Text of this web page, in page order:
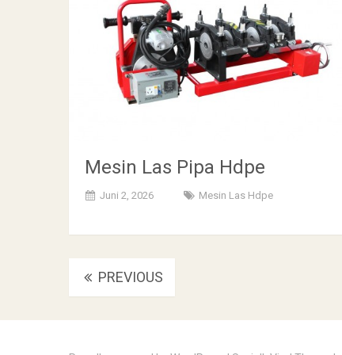
Mesin Las Pipa Hdpe
Juni 2, 2026 Mesin Las Hdpe
Posts
navigation
PREVIOUS